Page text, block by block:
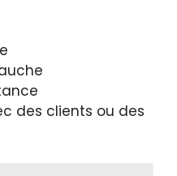
des clients ou des